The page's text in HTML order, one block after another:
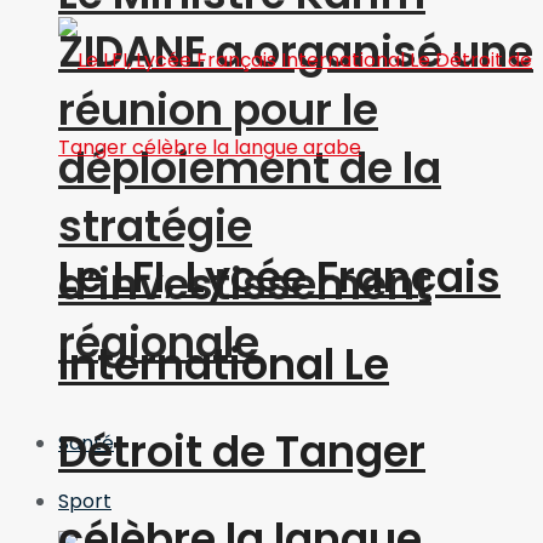
ZIDANE a organisé une
réunion pour le
déploiement de la
stratégie
d’investissement
régionale
Santé
Sport
Le LFI, Lycée Français
International Le
Détroit de Tanger